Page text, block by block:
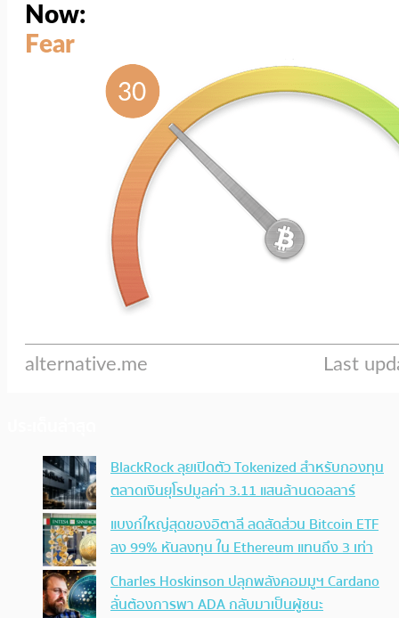
BlackRock ลุยเปิดตัว Tokenized สำหรับกองทุน
ตลาดเงินยุโรปมูลค่า 3.11 แสนล้านดอลลาร์
แบงก์ใหญ่สุดของอิตาลี ลดสัดส่วน Bitcoin ETF
ลง 99% หันลงทุน ใน Ethereum แทนถึง 3 เท่า
Charles Hoskinson ปลุกพลังคอมมูฯ Cardano
ลั่นต้องการพา ADA กลับมาเป็นผู้ชนะ